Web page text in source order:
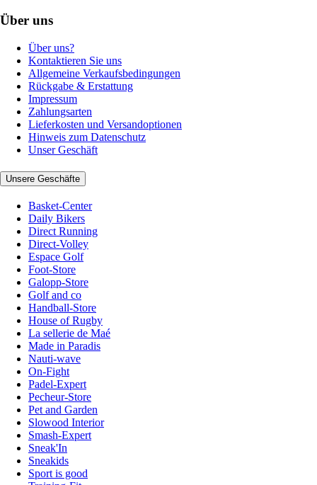
Über uns
Über uns?
Kontaktieren Sie uns
Allgemeine Verkaufsbedingungen
Rückgabe & Erstattung
Impressum
Zahlungsarten
Lieferkosten und Versandoptionen
Hinweis zum Datenschutz
Unser Geschäft
Unsere Geschäfte
Basket-Center
Daily Bikers
Direct Running
Direct-Volley
Espace Golf
Foot-Store
Galopp-Store
Golf and co
Handball-Store
House of Rugby
La sellerie de Maé
Made in Paradis
Nauti-wave
On-Fight
Padel-Expert
Pecheur-Store
Pet and Garden
Slowood Interior
Smash-Expert
Sneak'In
Sneakids
Sport is good